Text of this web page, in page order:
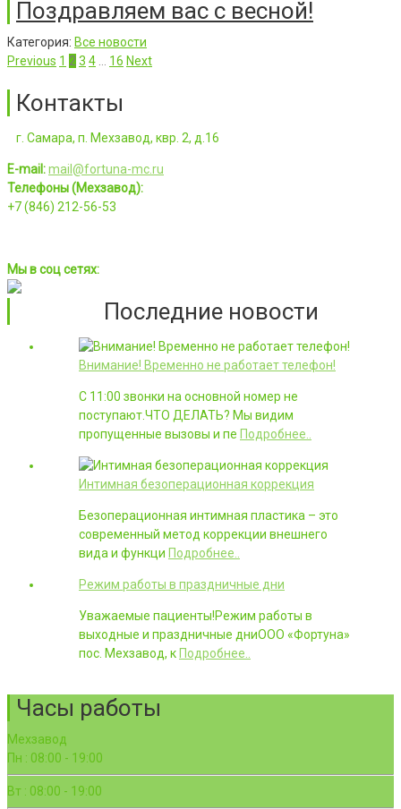
Поздравляем вас с весной!
Категория: Все новости
Previous 1 2 3 4 16 Next
Контакты
г. Самара, п. Мехзавод, квр. 2, д.16
E-mail:mail@fortuna-mc.ru
Телефоны (Мехзавод):
+7 (846) 212-56-53
Мы в соц сетях:
Последние новости
Внимание! Временно не работает телефон!
С 11:00 звонки на основной номер не
поступают.ЧТО ДЕЛАТЬ? Мы видим
пропущенные вызовы и пе Подробнее..
Интимная безоперационная коррекция
Безоперационная интимная пластика – это
современный метод коррекции внешнего
вида и функци Подробнее..
Режим работы в праздничные дни
Уважаемые пациенты!Режим работы в
выходные и праздничные дниООО «Фортуна»
пос. Мехзавод, к Подробнее..
Часы работы
Мехзавод
Пн : 08:00 - 19:00
Вт : 08:00 - 19:00